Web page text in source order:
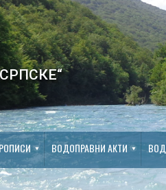
ВОДОПРАВНИ АКТИ